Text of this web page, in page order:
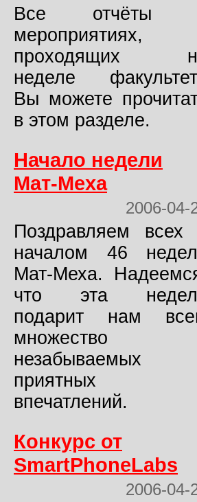
Все отчёты
мероприятиях,
проходящих
неделе
Вы можете
в этом разделе.
Начало недели
Мат-Меха
2006-04-
Поздравляем всех
началом 46
Мат-Меха.
что эта
подарит нам
множество
незабываемых
приятных
впечатлений.
Конкурс от
SmartPhoneLabs
2006-04-